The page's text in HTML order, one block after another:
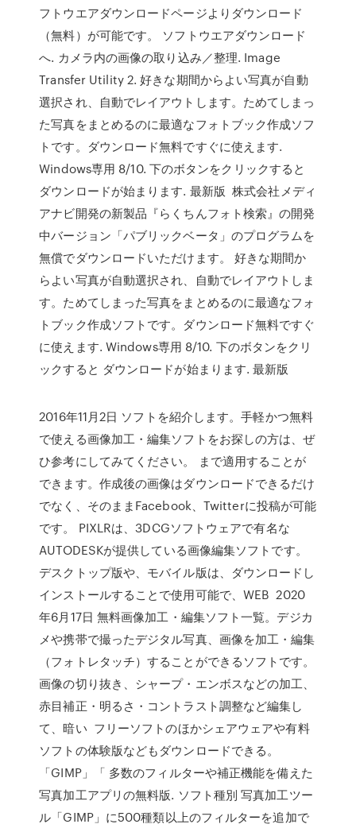
フトウエアダウンロードページよりダウンロード
（無料）が可能です。 ソフトウエアダウンロード
へ. カメラ内の画像の取り込み／整理. Image
Transfer Utility 2. 好きな期間からよい写真が自動
選択され、自動でレイアウトします。ためてしまっ
た写真をまとめるのに最適なフォトブック作成ソフ
トです。ダウンロード無料ですぐに使えます.
Windows専用 8/10. 下のボタンをクリックすると
ダウンロードが始まります. 最新版 株式会社メディ
アナビ開発の新製品『らくちんフォト検索』の開発
中バージョン「パブリックベータ」のプログラムを
無償でダウンロードいただけます。 好きな期間か
らよい写真が自動選択され、自動でレイアウトしま
す。ためてしまった写真をまとめるのに最適なフォ
トブック作成ソフトです。ダウンロード無料ですぐ
に使えます. Windows専用 8/10. 下のボタンをクリ
ックすると ダウンロードが始まります. 最新版
2016年11月2日 ソフトを紹介します。手軽かつ無料
で使える画像加工・編集ソフトをお探しの方は、ぜ
ひ参考にしてみてください。 まで適用することが
できます。作成後の画像はダウンロードできるだけ
でなく、そのままFacebook、Twitterに投稿が可能
です。 PIXLRは、3DCGソフトウェアで有名な
AUTODESKが提供している画像編集ソフトです。
デスクトップ版や、モバイル版は、ダウンロードし
インストールすることで使用可能で、WEB 2020
年6月17日 無料画像加工・編集ソフト一覧。デジカ
メや携帯で撮ったデジタル写真、画像を加工・編集
（フォトレタッチ）することができるソフトです。
画像の切り抜き、シャープ・エンボスなどの加工、
赤目補正・明るさ・コントラスト調整など編集し
て、暗い フリーソフトのほかシェアウェアや有料
ソフトの体験版などもダウンロードできる。
「GIMP」「 多数のフィルターや補正機能を備えた
写真加工アプリの無料版. ソフト種別 写真加工ツー
ル「GIMP」に500種類以上のフィルターを追加で